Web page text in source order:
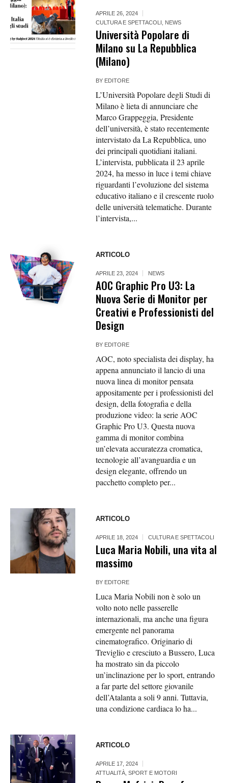
APRILE 26, 2024
CULTURA E SPETTACOLI
NEWS
Università Popolare di
Milano su La Repubblica
(Milano)
BY EDITORE
L’Università Popolare degli Studi di
Milano è lieta di annunciare che
Marco Grappeggia, Presidente
dell’università, è stato recentemente
intervistato da La Repubblica, uno
dei principali quotidiani italiani.
L’intervista, pubblicata il 23 aprile
2024, ha messo in luce i temi chiave
riguardanti l’evoluzione del sistema
educativo italiano e il crescente ruolo
delle università telematiche. Durante
l’intervista,...
ARTICOLO
APRILE 23, 2024 NEWS
AOC Graphic Pro U3: La
Nuova Serie di Monitor per
Creativi e Professionisti del
Design
BY EDITORE
AOC, noto specialista dei display, ha
appena annunciato il lancio di una
nuova linea di monitor pensata
appositamente per i professionisti del
design, della fotografia e della
produzione video: la serie AOC
Graphic Pro U3. Questa nuova
gamma di monitor combina
un’elevata accuratezza cromatica,
tecnologie all’avanguardia e un
design elegante, offrendo un
pacchetto completo per...
ARTICOLO
APRILE 18, 2024 CULTURA E SPETTACOLI
Luca Maria Nobili, una vita al
massimo
BY EDITORE
Luca Maria Nobili non è solo un
volto noto nelle passerelle
internazionali, ma anche una figura
emergente nel panorama
cinematografico. Originario di
Treviglio e cresciuto a Bussero, Luca
ha mostrato sin da piccolo
un’inclinazione per lo sport, entrando
a far parte del settore giovanile
dell’Atalanta a soli 9 anni. Tuttavia,
una condizione cardiaca lo ha...
ARTICOLO
APRILE 17, 2024
ATTUALITÀ ,SPORT E MOTORI